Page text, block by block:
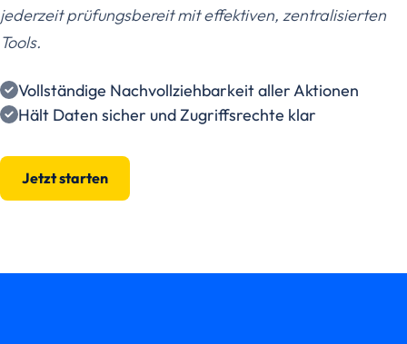
jederzeit prüfungsbereit mit effektiven, zentralisierten
Tools.
Vollständige Nachvollziehbarkeit aller Aktionen
Hält Daten sicher und Zugriffsrechte klar
Jetzt starten